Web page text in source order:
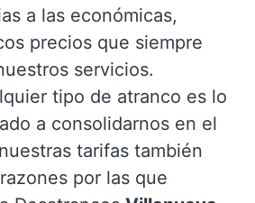
a las económicas,
precios que siempre
servicios.
tipo de atranco es lo
a consolidarnos en el
tarifas también
por las que